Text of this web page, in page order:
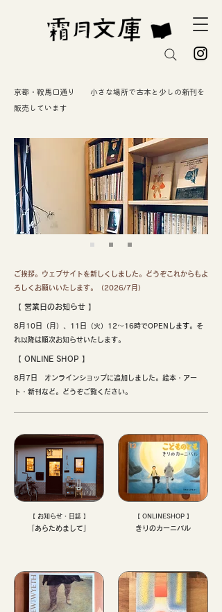
京都・鞍馬口通り 小さな場所で古本と少しの新刊を
販売しています
ご挨拶。ウェブサイトを新しくしました。どうぞこれからもよ
ろしくお願いいたします。（2026/7月）
【 ​営業日のお知らせ 】
8月10日（月）、11日（火）12〜16時でOPENします。そ
れ以降は順次お知らせいたします。
【 ​ONLINE SHOP 】
8月7日 オンラインショップに追加しました。絵本・アー
ト・新刊など。どうぞご覧ください。
【 お知らせ・日誌 】
「あらためまして」
【 ONLINESHOP 】
きりのカーニバル